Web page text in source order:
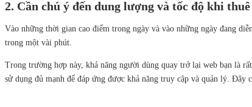
2. Cần chú ý đến dung lượng và tốc độ khi
Vào những thời gian cao điểm trong ngày và vào những ngày đang
trong một vài phút.
Trong trường hợp này, khả năng người dùng quay trở lại web bạn là
sử dụng đủ mạnh để đáp ứng được khả năng truy cập và quản lý.